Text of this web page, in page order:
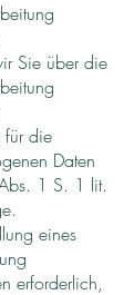
Sie über die
für die
Daten
1 S. 1 lit.
eines
erforderlich,